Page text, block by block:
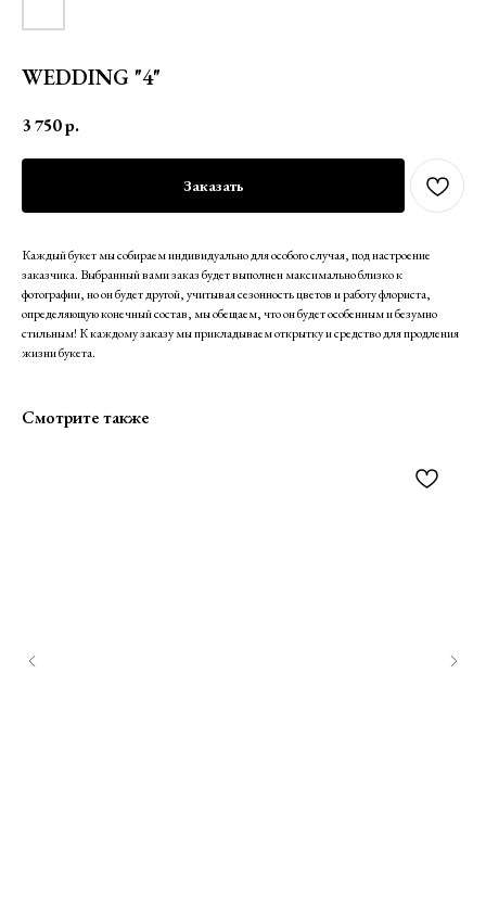
WEDDING "4"
3 750р.
Заказать
Каждый букет мы собираем индивидуально для особого случая, под настроение
заказчика. Выбранный вами заказ будет выполнен максимально близко к
фотографии, но он будет другой, учитывая сезонность цветов и работу флориста,
определяющую конечный состав, мы обещаем, что он будет особенным и безумно
стильным! К каждому заказу мы прикладываем открытку и средство для продления
жизни букета.
Смотрите также